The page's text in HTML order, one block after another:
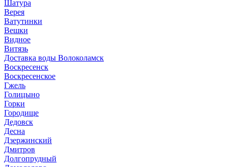
Шатура
Верея
Ватутинки
Вешки
Видное
Витязь
Доставка воды Волоколамск
Воскресенск
Воскресенское
Гжель
Голицыно
Горки
Городище
Дедовск
Десна
Дзержинский
Дмитров
Долгопрудный